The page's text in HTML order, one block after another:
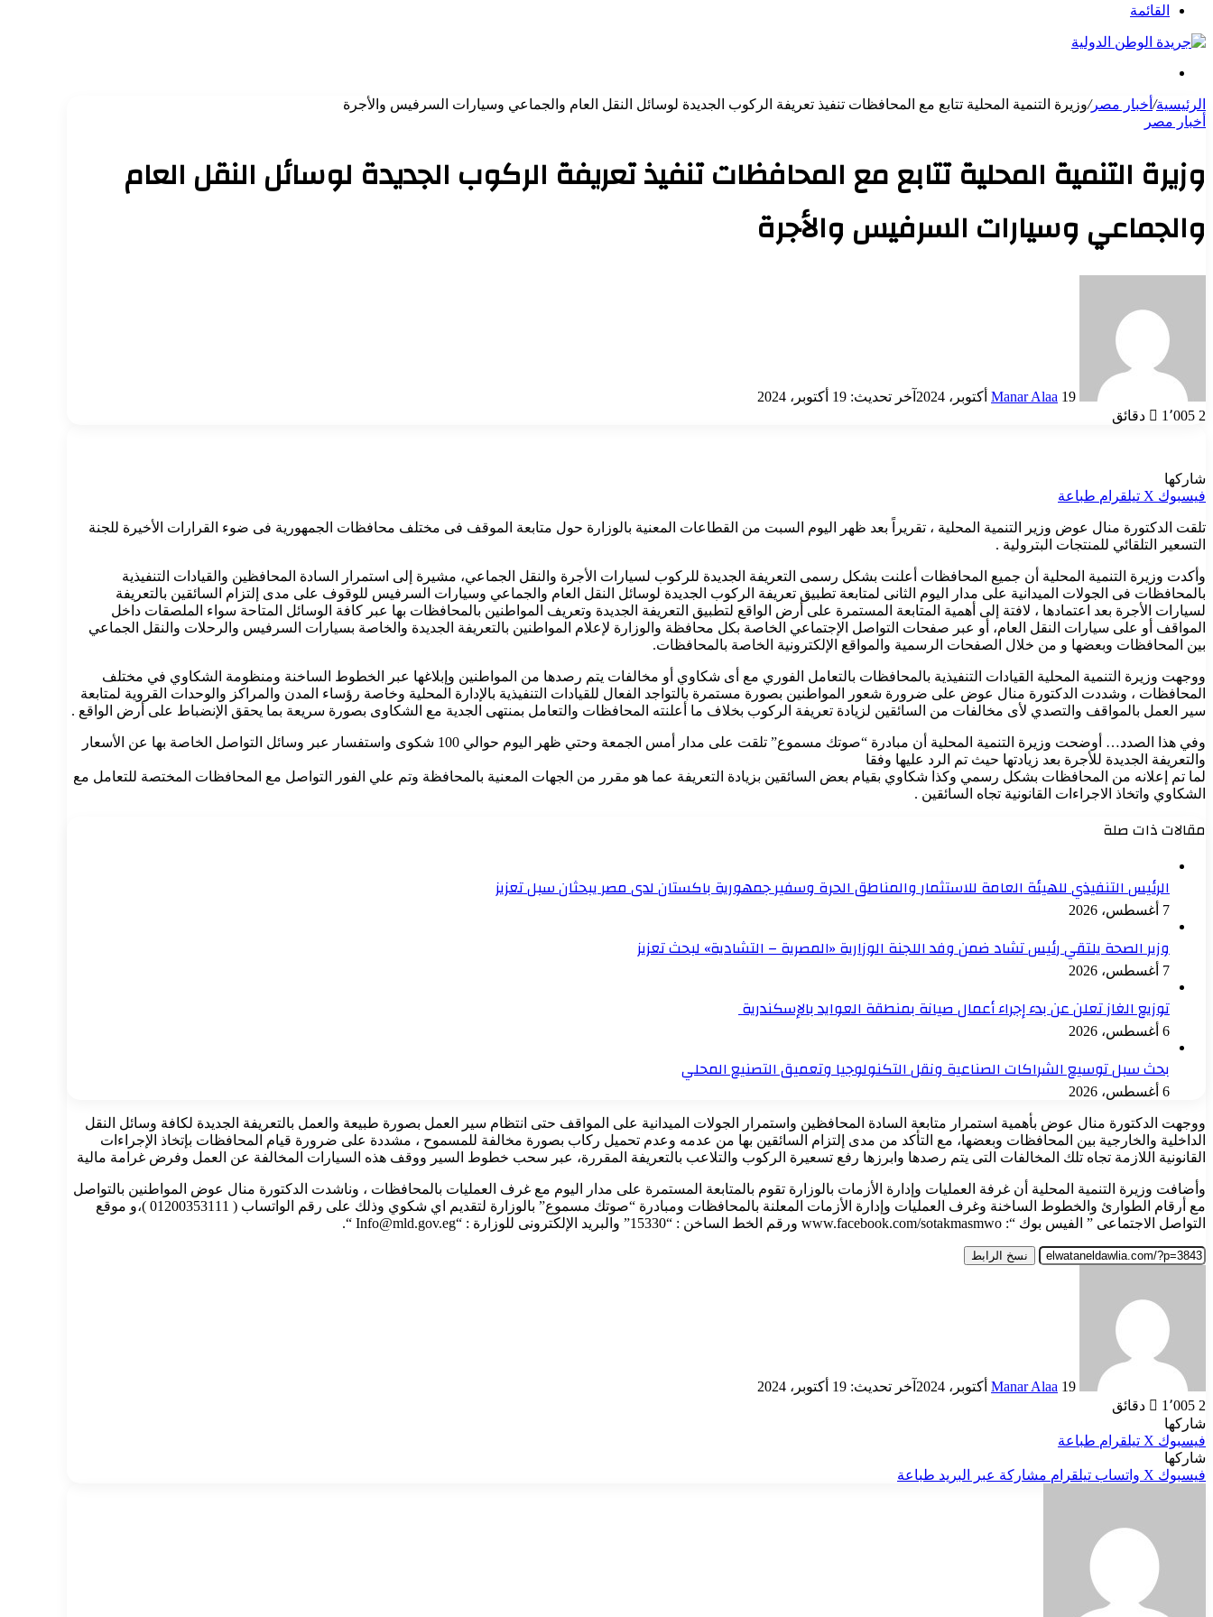
القائمة
الرئيسية/ أخبار مصر/وزيرة التنمية المحلية تتابع مع المحافظات تنفيذ تعريفة الركوب الجديدة لوسائل النقل العام والجماعي وسيارات السرفيس والأجرة
أخبار مصر
وزيرة التنمية المحلية تتابع مع المحافظات تنفيذ تعريفة الركوب الجديدة لوسائل النقل العام
والجماعي وسيارات السرفيس والأجرة
Manar Alaa 19 أكتوبر، 2024
آخر تحديث: 19 أكتوبر، 2024
1٬005 2 دقائق
شاركها
فيسبوك ‫X تيلقرام طباعة
تلقت الدكتورة منال عوض وزير التنمية المحلية ، تقريراً بعد ظهر اليوم السبت من القطاعات المعنية بالوزارة حول متابعة الموقف فى مختلف محافظات الجمهورية فى ضوء القرارات الأخيرة للجنة
التسعير التلقائي للمنتجات البترولية .
وأكدت وزيرة التنمية المحلية أن جميع المحافظات أعلنت بشكل رسمى التعريفة الجديدة للركوب لسيارات الأجرة والنقل الجماعي، مشيرة إلى استمرار السادة المحافظين والقيادات التنفيذية
بالمحافظات فى الجولات الميدانية على مدار اليوم الثانى لمتابعة تطبيق تعريفة الركوب الجديدة لوسائل النقل العام والجماعي وسيارات السرفيس للوقوف على مدى إلتزام السائقين بالتعريفة
لسيارات الأجرة بعد اعتمادها ، لافتة إلى أهمية المتابعة المستمرة على أرض الواقع لتطبيق التعريفة الجديدة وتعريف المواطنين بالمحافظات بها عبر كافة الوسائل المتاحة سواء الملصقات داخل
المواقف أو على سيارات النقل العام، أو عبر صفحات التواصل الإجتماعي الخاصة بكل محافظة والوزارة لإعلام المواطنين بالتعريفة الجديدة والخاصة بسيارات السرفيس والرحلات والنقل الجماعي
بين المحافظات وبعضها و من خلال الصفحات الرسمية والمواقع الإلكترونية الخاصة بالمحافظات.
ووجهت وزيرة التنمية المحلية القيادات التنفيذية بالمحافظات بالتعامل الفوري مع أى شكاوي أو مخالفات يتم رصدها من المواطنين وإبلاغها عبر الخطوط الساخنة ومنظومة الشكاوي في مختلف
المحافظات ، وشددت الدكتورة منال عوض على ضرورة شعور المواطنين بصورة مستمرة بالتواجد الفعال للقيادات التنفيذية بالإدارة المحلية وخاصة رؤساء المدن والمراكز والوحدات القروية لمتابعة
سير العمل بالمواقف والتصدي لأى مخالفات من السائقين لزيادة تعريفة الركوب بخلاف ما أعلنته المحافظات والتعامل بمنتهى الجدية مع الشكاوى بصورة سريعة بما يحقق الإنضباط على أرض الواقع .
وفي هذا الصدد… أوضحت وزيرة التنمية المحلية أن مبادرة “صوتك مسموع” تلقت على مدار أمس الجمعة وحتي ظهر اليوم حوالي 100 شكوى واستفسار عبر وسائل التواصل الخاصة بها عن الأسعار
والتعريفة الجديدة للأجرة بعد زيادتها حيث تم الرد عليها وفقا
لما تم إعلانه من المحافظات بشكل رسمي وكذا شكاوي بقيام بعض السائقين بزيادة التعريفة عما هو مقرر من الجهات المعنية بالمحافظة وتم علي الفور التواصل مع المحافظات المختصة للتعامل مع
الشكاوي واتخاذ الاجراءات القانونية تجاه السائقين .
مقالات ذات صلة
الرئيس التنفيذي للهيئة العامة للاستثمار والمناطق الحرة وسفير جمهورية باكستان لدى مصر يبحثان سبل تعزيز
7 أغسطس، 2026
وزير الصحة يلتقي رئيس تشاد ضمن وفد اللجنة الوزارية «المصرية – التشادية» لبحث تعزيز
7 أغسطس، 2026
توزيع الغاز تعلن عن بدء إجراء أعمال صيانة بمنطقة العوايد بالإسكندرية
6 أغسطس، 2026
بحث سبل توسيع الشراكات الصناعية ونقل التكنولوجيا وتعميق التصنيع المحلي
6 أغسطس، 2026
ووجهت الدكتورة منال عوض بأهمية استمرار متابعة السادة المحافظين واستمرار الجولات الميدانية على المواقف حتى انتظام سير العمل بصورة طبيعة والعمل بالتعريفة الجديدة لكافة وسائل النقل
الداخلية والخارجية بين المحافظات وبعضها، مع التأكد من مدى إلتزام السائقين بها من عدمه وعدم تحميل ركاب بصورة مخالفة للمسموح ، مشددة على ضرورة قيام المحافظات بإتخاذ الإجراءات
القانونية اللازمة تجاه تلك المخالفات التى يتم رصدها وابرزها رفع تسعيرة الركوب والتلاعب بالتعريفة المقررة، عبر سحب خطوط السير ووقف هذه السيارات المخالفة عن العمل وفرض غرامة مالية
وأضافت وزيرة التنمية المحلية أن غرفة العمليات وإدارة الأزمات بالوزارة تقوم بالمتابعة المستمرة على مدار اليوم مع غرف العمليات بالمحافظات ، وناشدت الدكتورة منال عوض المواطنين بالتواصل
مع أرقام الطوارئ والخطوط الساخنة وغرف العمليات وإدارة الأزمات المعلنة بالمحافظات ومبادرة “صوتك مسموع” بالوزارة لتقديم اي شكوي وذلك على رقم الواتساب ( 01200353111 )،و موقع
التواصل الاجتماعى ” الفيس بوك “: www.facebook.com/sotakmasmwo ورقم الخط الساخن : “15330” والبريد الإلكترونى للوزارة : “Info@mld.gov.eg “.
نسخ الرابط
Manar Alaa 19 أكتوبر، 2024
آخر تحديث: 19 أكتوبر، 2024
1٬005 2 دقائق
شاركها
فيسبوك ‫X تيلقرام طباعة
شاركها
فيسبوك ‫X واتساب تيلقرام مشاركة عبر البريد طباعة